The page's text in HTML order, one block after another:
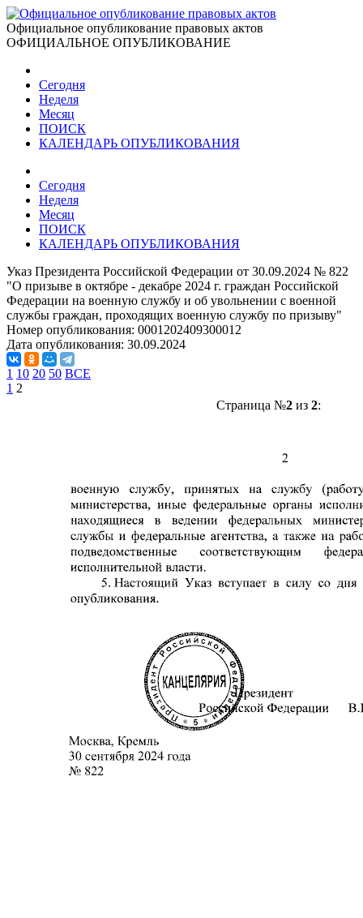
Официальное опубликование правовых актов
ОФИЦИАЛЬНОЕ ОПУБЛИКОВАНИЕ
Сегодня
Неделя
Месяц
ПОИСК
КАЛЕНДАРЬ ОПУБЛИКОВАНИЯ
Сегодня
Неделя
Месяц
ПОИСК
КАЛЕНДАРЬ ОПУБЛИКОВАНИЯ
Указ Президента Российской Федерации от 30.09.2024 № 822
"О призыве в октябре - декабре 2024 г. граждан Российской
Федерации на военную службу и об увольнении с военной
службы граждан, проходящих военную службу по призыву"
Номер опубликования: 0001202409300012
Дата опубликования: 30.09.2024
1 10 20 50 ВСЕ
1 2
Страница №2из 2: